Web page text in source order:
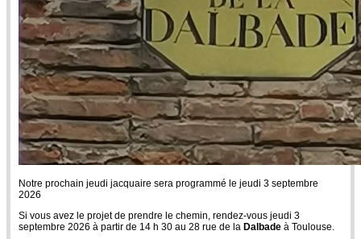
Notre prochain jeudi jacquaire sera programmé le jeudi 3 septembre
2026
Si vous avez le projet de prendre le chemin, rendez-vous jeudi 3
septembre 2026 à partir de 14 h 30 au 28 rue de la Dalbade à Toulouse.